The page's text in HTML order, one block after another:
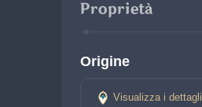
Proprietà
Origine
Visualizza i dettagli